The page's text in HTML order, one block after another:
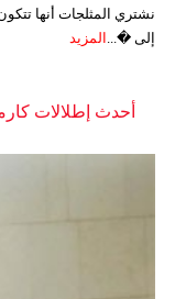
نشتري المثلجات أنها
إلى �... المزيد
أحدث إطلالات